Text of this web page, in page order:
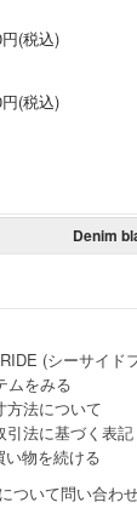
(税込)
(税込)
方法について
引法に基づく表記
い物を続ける
ついて問い合わ
Denim
(シーサイド
ムをみる